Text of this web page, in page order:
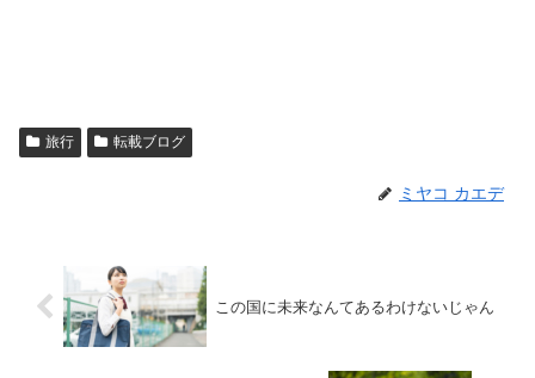
旅行 転載ブログ
ミヤコ カエデ
この国に未来なんてあるわけないじゃん